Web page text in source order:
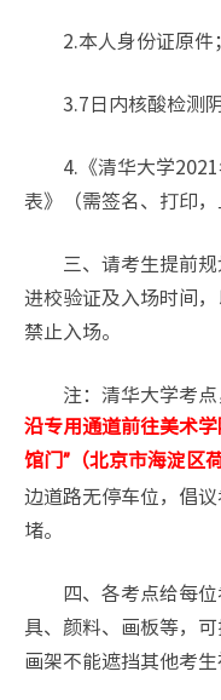
2.本人身份证原件；
3.7日内核酸检测
4.《清华大学
表》（需签名、打印，
三、请考生提前
进校验证及入场时间
禁止入场。
注：清华大学考点
沿专用通道前往美术
馆门”（北京市海淀区
边道路无停车位，倡
堵。
四、各考点给每
具、颜料、画板等，
画架不能遮挡其他考生